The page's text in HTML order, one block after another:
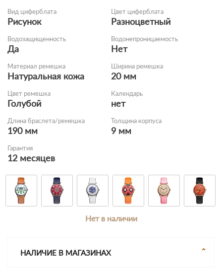
Вид циферблата
Рисунок
Цвет циферблата
Разноцветный
Водозащищенность
Да
Водонепроницаемость
Нет
Материал ремешка
Натуральная кожа
Ширина ремешка
20 мм
Цвет ремешка
Голубой
Календарь
нет
Длина браслета/ремешка
190 мм
Толщина корпуса
9 мм
Гарантия
12 месяцев
Нет в наличии
НАЛИЧИЕ В МАГАЗИНАХ